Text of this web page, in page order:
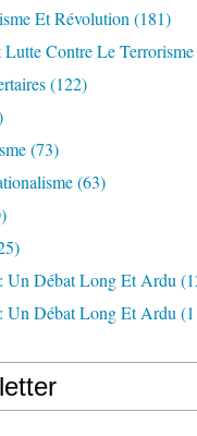
Et Révolution (181)
Contre Le Terrorisme
(122)
(73)
(63)
Un Débat Long Et Ardu
Un Débat Long Et Ardu